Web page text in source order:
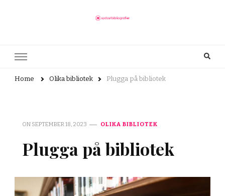
Home Olika bibliotek Plugga på bibliotek
ON SEPTEMBER 18, 2023 OLIKA BIBLIOTEK
Plugga på bibliotek